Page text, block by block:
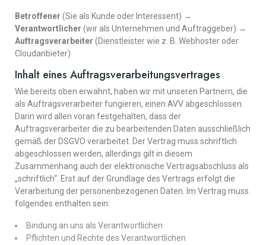
Betroffener (Sie als Kunde oder Interessent) →
Verantwortlicher (wir als Unternehmen und Auftraggeber) →
Auftragsverarbeiter (Dienstleister wie z. B. Webhoster oder
Cloudanbieter)
Inhalt eines Auftragsverarbeitungsvertrages
Wie bereits oben erwähnt, haben wir mit unseren Partnern, die
als Auftragsverarbeiter fungieren, einen AVV abgeschlossen.
Darin wird allen voran festgehalten, dass der
Auftragsverarbeiter die zu bearbeitenden Daten ausschließlich
gemäß der DSGVO verarbeitet. Der Vertrag muss schriftlich
abgeschlossen werden, allerdings gilt in diesem
Zusammenhang auch der elektronische Vertragsabschluss als
„schriftlich“. Erst auf der Grundlage des Vertrags erfolgt die
Verarbeitung der personenbezogenen Daten. Im Vertrag muss
folgendes enthalten sein:
Bindung an uns als Verantwortlichen
Pflichten und Rechte des Verantwortlichen